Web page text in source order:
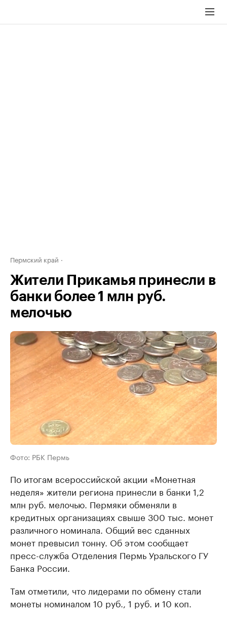
Пермский край
Жители Прикамья принесли в
банки более 1 млн руб.
мелочью
Фото: РБК Пермь
По итогам всероссийской акции «Монетная
неделя» жители региона принесли в банки 1,2
млн руб. мелочью. Пермяки обменяли в
кредитных организациях свыше 300 тыс. монет
различного номинала. Общий вес сданных
монет превысил тонну. Об этом сообщает
пресс-служба Отделения Пермь Уральского ГУ
Банка России.
Там отметили, что лидерами по обмену стали
монеты номиналом 10 руб., 1 руб. и 10 коп.